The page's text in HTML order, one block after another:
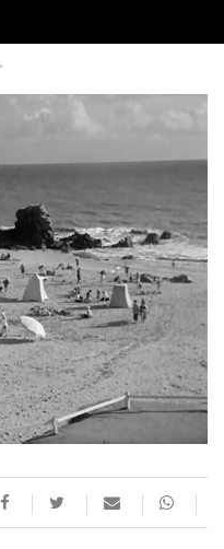
PLA
BUSCA L’EQUILIBRI”
TAMBORS